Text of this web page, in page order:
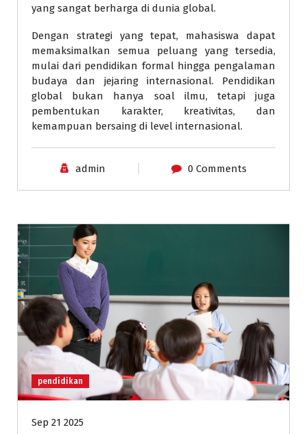
yang sangat berharga di dunia global.
Dengan strategi yang tepat, mahasiswa dapat
memaksimalkan semua peluang yang tersedia,
mulai dari pendidikan formal hingga pengalaman
budaya dan jejaring internasional. Pendidikan
global bukan hanya soal ilmu, tetapi juga
pembentukan karakter, kreativitas, dan
kemampuan bersaing di level internasional.
admin 0 Comments
pendidikan
Sep 21 2025